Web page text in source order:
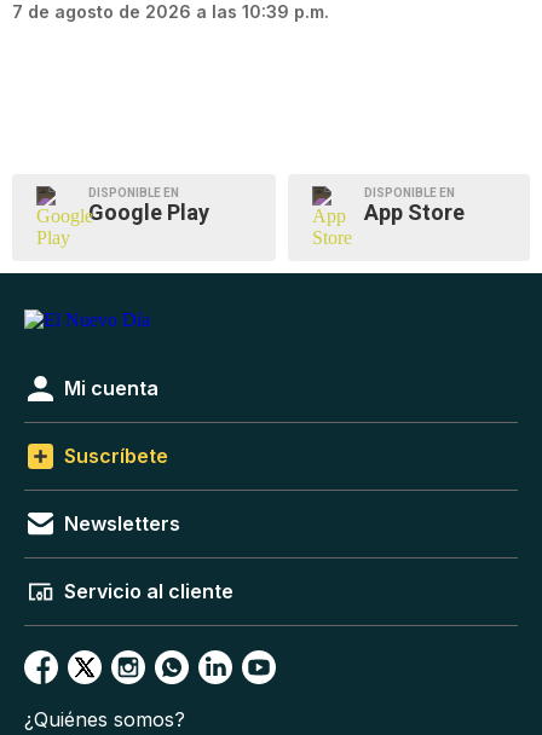
7 de agosto de 2026 a las 10:39 p.m.
DISPONIBLE EN
Google Play
DISPONIBLE EN
App Store
Mi cuenta
Suscríbete
Newsletters
Servicio al cliente
¿Quiénes somos?